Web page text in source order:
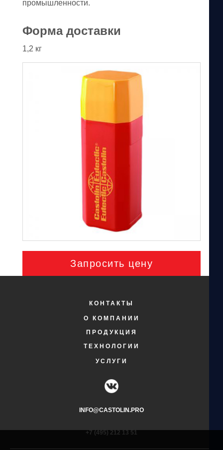
промышленности.
Форма доставки
1,2 кг
Запросить цену
КОНТАКТЫ
О КОМПАНИИ
ПРОДУКЦИЯ
ТЕХНОЛОГИИ
УСЛУГИ
INFO@CASTOLIN.PRO
+7 (495) 212 13 51​